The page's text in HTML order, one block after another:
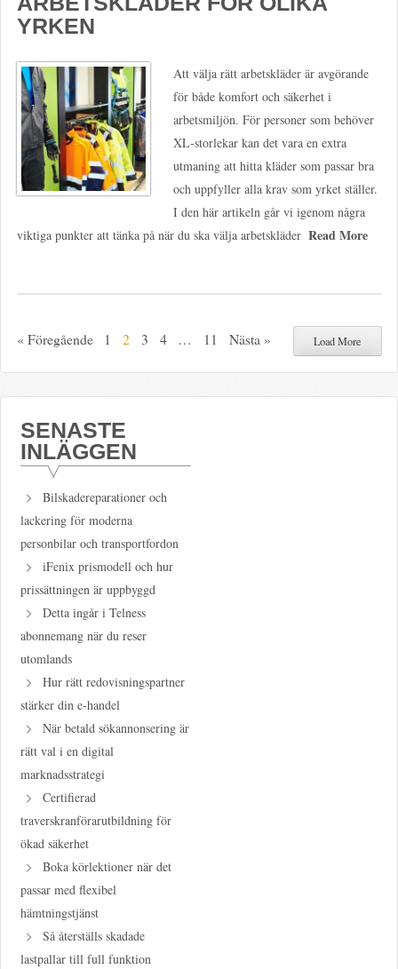
YRKEN
Att välja rätt arbetskläder är avgörande
för både komfort och säkerhet i
arbetsmiljön. För personer som behöver
XL-storlekar kan det vara en extra
utmaning att hitta kläder som passar bra
och uppfyller alla krav som yrket ställer.
I den här artikeln går vi igenom några
viktiga punkter att tänka på när du ska välja arbetskläder Read More
« Föregående 1 2 3 4 … 11 Nästa » Load More
SENASTE
INLÄGGEN
Bilskadereparationer och
lackering för moderna
personbilar och transportfordon
iFenix prismodell och hur
prissättningen är uppbyggd
Detta ingår i Telness
abonnemang när du reser
utomlands
Hur rätt redovisningspartner
stärker din e-handel
När betald sökannonsering är
rätt val i en digital
marknadsstrategi
Certifierad
traverskranförarutbildning för
ökad säkerhet
Boka körlektioner när det
passar med flexibel
hämtningstjänst
Så återställs skadade
lastpallar till full funktion